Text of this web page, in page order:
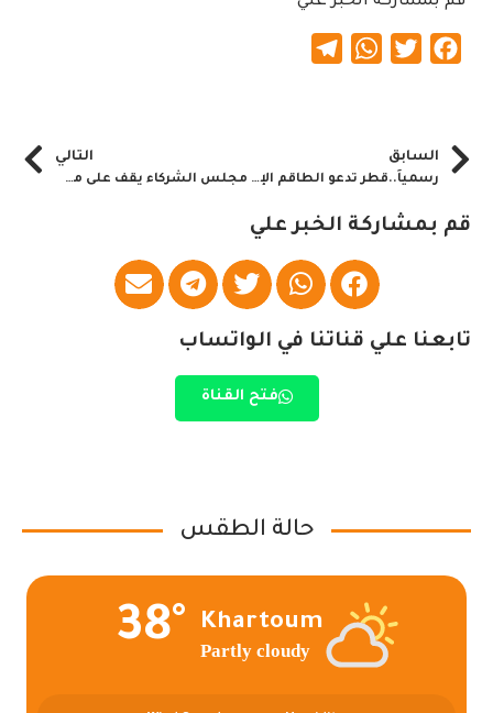
Facebook
Twitter
WhatsApp
السابق
رسمياً..قطر تدعو الطاقم الإقتصادي لزيارة أراضيها
التالي
مجلس الشركاء يقف على مجمل القضايا الشائكة
قم بمشاركة الخبر علي
تابعنا علي قناتنا في الواتساب
فتح القناة
حالة الطقس
Khartoum
Partly cloudy
38°